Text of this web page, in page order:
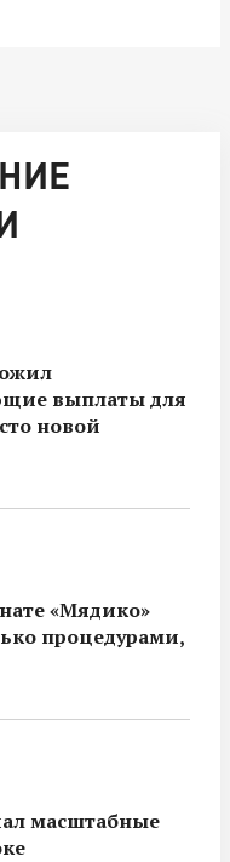
выплаты для
новой
«Мядико»
процедурами,
масштабные